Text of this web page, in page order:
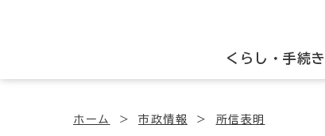
くらし・手続き
ホーム 市政情報 所信表明